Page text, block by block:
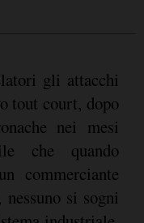
gli attacchi
tout court, dopo
nei mesi
che quando
commerciante
si sogni